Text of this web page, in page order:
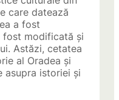
care datează
a fost
modificată și
Astăzi, cetatea
al Oradea și
istoriei și